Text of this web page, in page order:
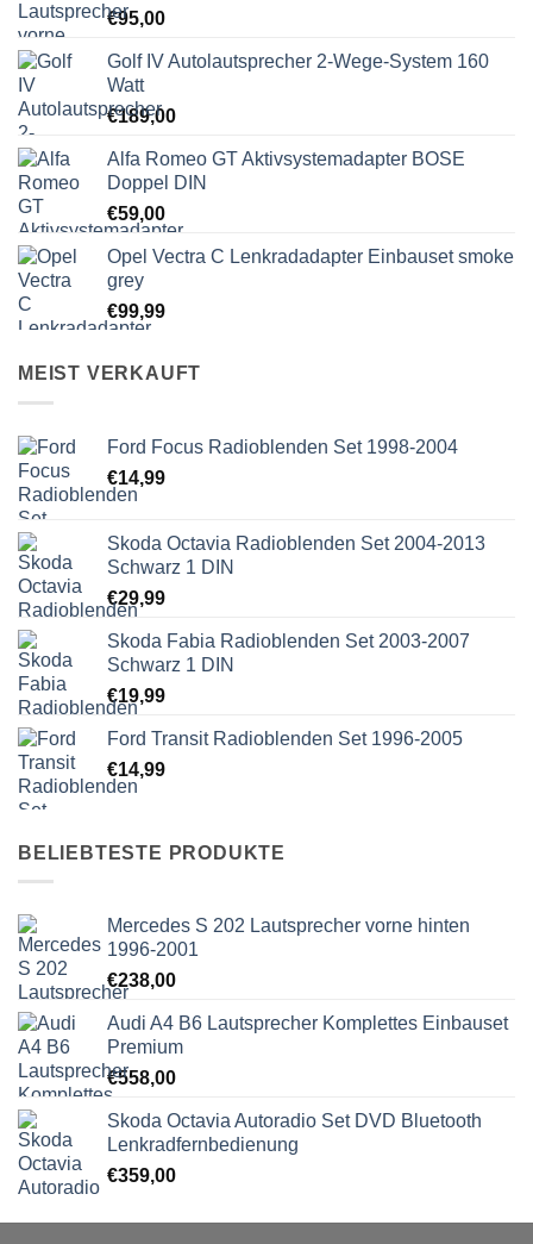
€95,00
Golf IV Autolautsprecher 2-Wege-System 160
Watt
€189,00
Alfa Romeo GT Aktivsystemadapter BOSE
Doppel DIN
€59,00
Opel Vectra C Lenkradadapter Einbauset smoke
grey
€99,99
MEIST VERKAUFT
Ford Focus Radioblenden Set 1998-2004
€14,99
Skoda Octavia Radioblenden Set 2004-2013
Schwarz 1 DIN
€29,99
Skoda Fabia Radioblenden Set 2003-2007
Schwarz 1 DIN
€19,99
Ford Transit Radioblenden Set 1996-2005
€14,99
BELIEBTESTE PRODUKTE
Mercedes S 202 Lautsprecher vorne hinten
1996-2001
€238,00
Audi A4 B6 Lautsprecher Komplettes Einbauset
Premium
€558,00
Skoda Octavia Autoradio Set DVD Bluetooth
Lenkradfernbedienung
€359,00